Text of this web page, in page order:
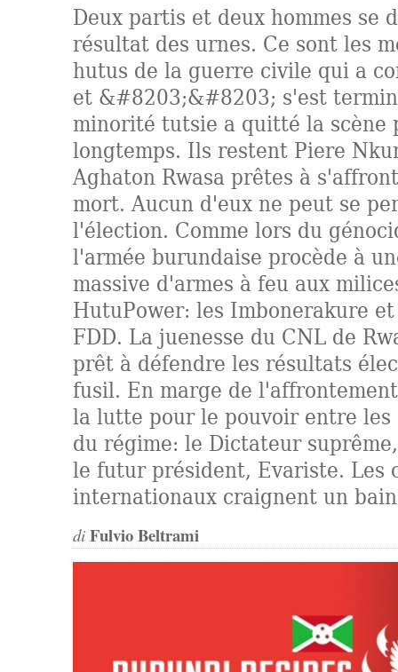
Deux partis et deux hommes se
résultat des urnes. Ce sont les
hutus de la guerre civile qui a
et &#8203;&#8203; s'est
minorité tutsie a quitté la scène
longtemps. Ils restent Piere
Aghaton Rwasa prêtes à
mort. Aucun d'eux ne peut se
l'élection. Comme lors du
l'armée burundaise procède à
massive d'armes à feu aux
HutuPower: les Imbonerakure
FDD. La juenesse du CNL de
prêt à défendre les résultats
fusil. En marge de
la lutte pour le pouvoir entre les
du régime: le Dictateur
le futur président, Evariste. Les
internationaux craignent un
di Fulvio Beltrami